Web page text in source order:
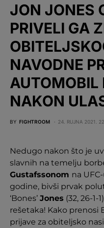
JON JONES
PRIVELI GA
NAVODNE
AUTOMOBIL
NAKON
BY FIGHTROOM 24. RUJNA 2021.
Nedugo nakon što je
slavnih na temelju
Gustafssonom na
godine, bivši prvak
‘Bones’ Jones (32, 26-1-
rešetaka! Kako prenosi
prijave za obiteljsko